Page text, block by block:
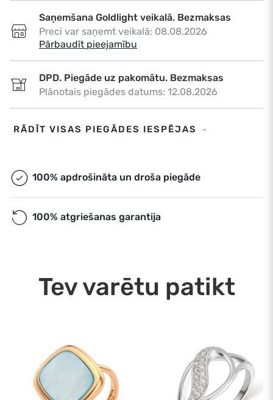
Saņemšana Goldlight veikalā. Bezmaksas
Preci var saņemt veikalā: 08.08.2026
•
Pārbaudīt pieejamību
DPD. Piegāde uz pakomātu. Bezmaksas
Plānotais piegādes datums: 12.08.2026
DPD. Piegāde uz adresi. €6,50
Omniva. Piegāde uz pakomātu. Bezmaksas
Plānotais piegādes datums: 12.08.2026
Ekspress piegāde. €9,00
RĀDĪT VISAS PIEGĀDES IESPĒJAS
100% apdrošināta un droša piegāde
100% atgriešanas garantija
Tev varētu patikt